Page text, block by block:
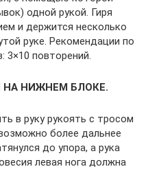
одной рукой. Гиря
и держится несколько
руке. Рекомендации по
3×10 повторений.
НА НИЖНЕМ БЛОКЕ.
в руку рукоять с тросом
более дальнее
до упора, а рука
левая нога должна